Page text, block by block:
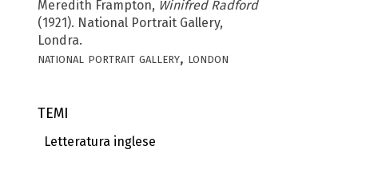
Meredith Frampton, Winifred Radford
(1921). National Portrait Gallery,
Londra.
national portrait gallery, london
TEMI
Letteratura inglese